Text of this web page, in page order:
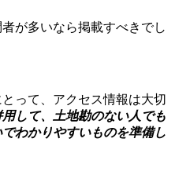
が多いなら掲載すべきでし
って、アクセス情報は大切
して、土地勘のない人でも
わかりやすいものを準備し